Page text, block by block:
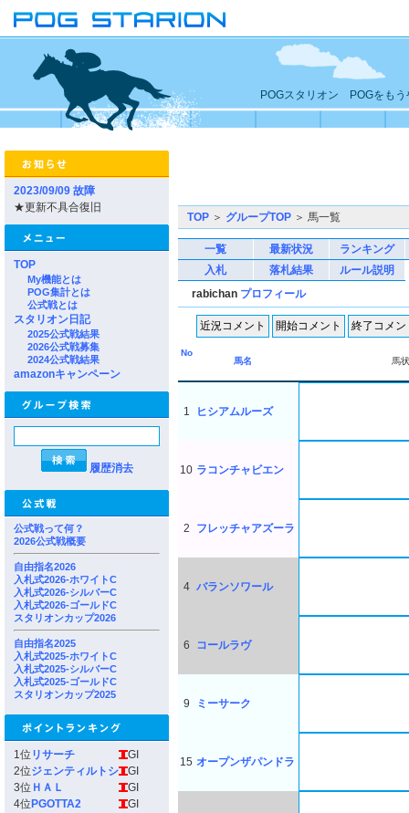
POGスタリオン POGをもう
2023/09/09 故障
★更新不具合復旧
TOP
My機能とは
POG集計とは
公式戦とは
スタリオン日記
2025公式戦結果
2026公式戦募集
2024公式戦結果
amazonキャンペーン
履歴消去
公式戦って何？
2026公式戦概要
自由指名2026
入札式2026-ホワイトC
入札式2026-シルバーC
入札式2026-ゴールドC
スタリオンカップ2026
自由指名2025
入札式2025-ホワイトC
入札式2025-シルバーC
入札式2025-ゴールドC
スタリオンカップ2025
1位 リサーチ
GI
2位ジェンティルトシ
GI
3位 ＨＡＬ
GI
4位 PGOTTA2
GI
TOP ＞ グループTOP ＞ 馬一覧
一覧 最新状況
ランキング
入札
落札結果
ルール説明
rabichan プロフィール
No
馬名
馬
1 ヒシアムルーズ
10 ラコンチャビエン
2 フレッチャアズーラ
4 バランソワール
6 コールラヴ
9 ミーサーク
15 オープンザパンドラ